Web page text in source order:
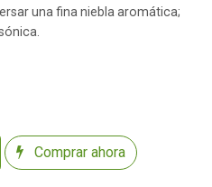
Comprar ahora
una fina niebla aromática;